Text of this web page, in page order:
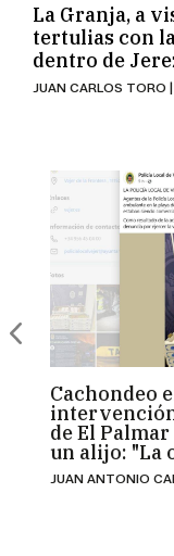
La Granja, a
tertulias con
dentro de
JUAN CARLOS TORO
Cachondeo
de El
un alijo: "La
JUAN ANTONIO